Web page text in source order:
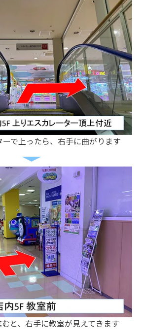
で上ったら、右手に曲がります
と、右手に教室が見えてきます